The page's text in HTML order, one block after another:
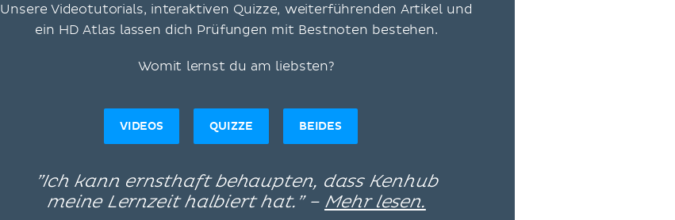
Unsere Videotutorials, interaktiven Quizze, weiterführenden Artikel und
ein HD Atlas lassen dich Prüfungen mit Bestnoten bestehen.
Womit lernst du am liebsten?
VIDEOS QUIZZE BEIDES
”Ich kann ernsthaft behaupten, dass Kenhub
meine Lernzeit halbiert hat.” – Mehr lesen.